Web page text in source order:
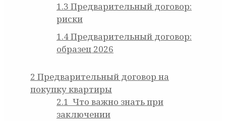
1.3 Предварительный договор:
риски
1.4Предварительный договор:
образец 2026
2 Предварительный договор на
покупку квартиры
2.1 Что важно знать при
заключении